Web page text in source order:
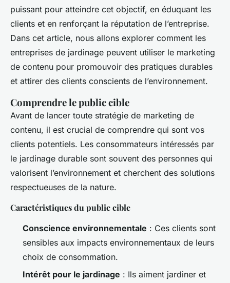
puissant pour atteindre cet objectif, en éduquant les
clients et en renforçant la réputation de l’entreprise.
Dans cet article, nous allons explorer comment les
entreprises de jardinage peuvent utiliser le marketing
de contenu pour promouvoir des pratiques durables
et attirer des clients conscients de l’environnement.
Comprendre le public cible
Avant de lancer toute stratégie de marketing de
contenu, il est crucial de comprendre qui sont vos
clients potentiels. Les consommateurs intéressés par
le jardinage durable sont souvent des personnes qui
valorisent l’environnement et cherchent des solutions
respectueuses de la nature.
Caractéristiques du public cible
Conscience environnementale : Ces clients sont
sensibles aux impacts environnementaux de leurs
choix de consommation.
Intérêt pour le jardinage : Ils aiment jardiner et